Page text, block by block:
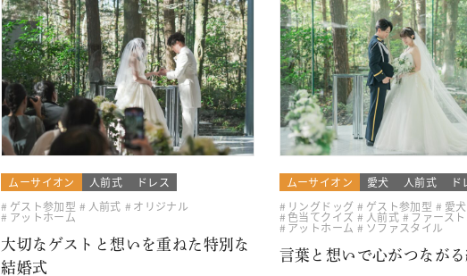
ムーサイオン 人前式
ドレス
ゲスト参加型
人前式 オリジナル
アットホーム
大切なゲストと想いを重ねた特別な
結婚式
ムーサイオン 愛犬 人前式
ド
リングドッグ
ゲスト参加型 愛犬
色当てクイズ 人前式 ファース
アットホーム
ソファスタイル
言葉と想いで心がつなが